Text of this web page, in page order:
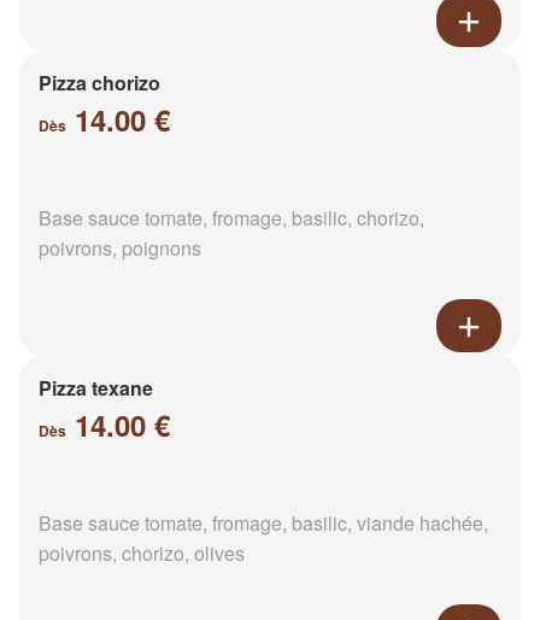
Pizza chorizo
Dès 14.00 €
Base sauce tomate, fromage, basilic, chorizo,
poivrons, poignons
Pizza texane
Dès 14.00 €
Base sauce tomate, fromage, basilic, viande hachée,
poivrons, chorizo, olives